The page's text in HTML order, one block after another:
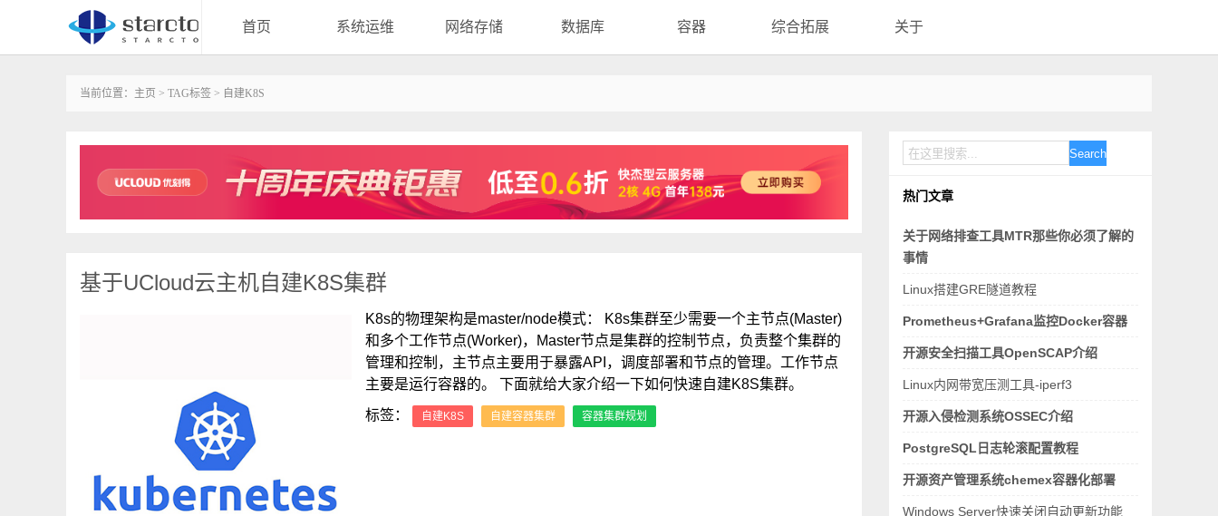
首页 系统运维 网络存储 数据库 容器 综合拓展 关于
当前位置： 主页 > TAG标签 > 自建K8S
基于UCloud云主机自建K8S集群
K8s的物理架构是master/node模式： K8s集群至少需要一个主节点(Master)
和多个工作节点(Worker)，Master节点是集群的控制节点，负责整个集群的
管理和控制，主节点主要用于暴露API，调度部署和节点的管理。工作节点
主要是运行容器的。 下面就给大家介绍一下如何快速自建K8S集群。
标签：
自建K8S 自建容器集群 容器集群规划
Search
热门文章
关于网络排查工具MTR那些你必须了解的
事情
Linux搭建GRE隧道教程
Prometheus+Grafana监控Docker容器
开源安全扫描工具OpenSCAP介绍
Linux内网带宽压测工具-iperf3
开源入侵检测系统OSSEC介绍
PostgreSQL日志轮滚配置教程
开源资产管理系统chemex容器化部署
Windows Server快速关闭自动更新功能